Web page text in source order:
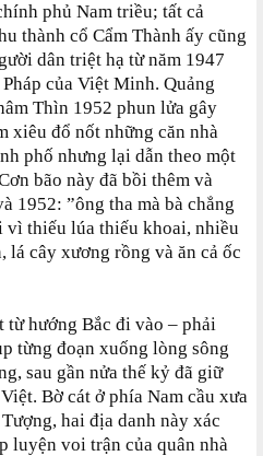
phủ Nam triều; tất cả
thành cổ Cẩm Thành ấy cũng
dân triệt hạ từ năm 1947
của Việt Minh. Quảng
Thìn 1952 phun lửa gây
xiêu đổ nốt những căn nhà
phố nhưng lại dẫn theo một
bão này đã bồi thêm và
1952: ”ông tha mà bà chẳng
thiếu lúa thiếu khoai, nhiều
lá cây xương rồng và ăn cả ốc
từ hướng Bắc đi vào – phải
từng đoạn xuống lòng sông
sau gần nửa thế kỷ đã giữ
Bờ cát ở phía Nam cầu xưa
hai địa danh này xác
luyện voi trận của quân nhà